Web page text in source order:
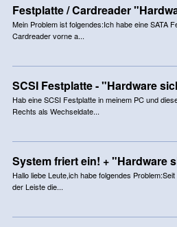
Festplatte / Cardreader
Mein Problem ist folgendes:Ich habe eine SATA
Cardreader vorne a...
SCSI Festplatte - "Hardware
Hab eine SCSI Festplatte in meinem PC und
Rechts als Wechseldate...
System friert ein! + "Hardware
Hallo liebe Leute,ich habe folgendes
der Leiste die...